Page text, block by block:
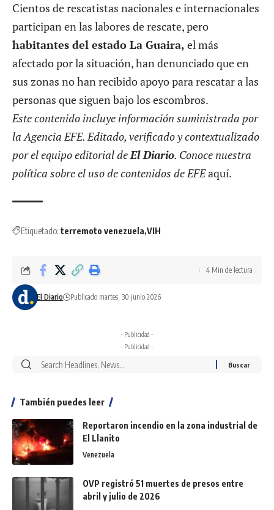
Cientos de rescatistas nacionales e internacionales
participan en las labores de rescate, pero
habitantes del estado La Guaira, el más
afectado por la situación, han denunciado que en
sus zonas no han recibido apoyo para rescatar a las
personas que siguen bajo los escombros.
Este contenido incluye información suministrada por
la Agencia EFE. Editado, verificado y contextualizado
por el equipo editorial deEl Diario. Conoce nuestra
política sobre el uso de contenidos de EFEaquí.
Etiquetado: terremoto venezuela VIH
El Diario Publicado martes, 30 junio 2026
4 Min de lectura
- Publicidad -
- Publicidad -
También puedes leer
Reportaron incendio en la zona industrial de
El Llanito
Venezuela
OVP registró 51 muertes de presos entre
abril y julio de 2026